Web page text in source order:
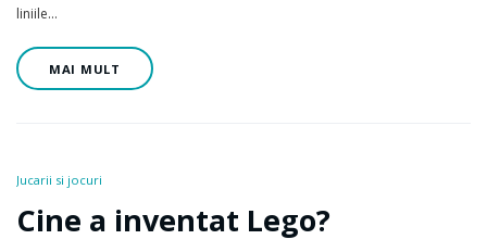
liniile…
MAI MULT
Jucarii si jocuri
Cine a inventat Lego?